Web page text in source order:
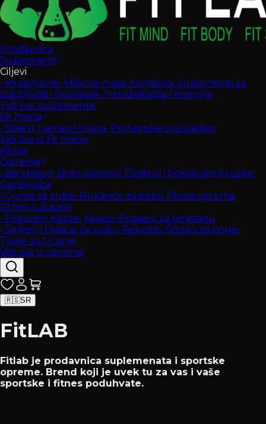
Prodavnica
Suplementi
Ciljevi
• Mršavljenje• Mišićna masa• Kondicija• Suplementi za
izdržljivost• Oporavak / rehidratacija / energija
Vidi sve suplemente
Fit hrana
• Sosevi, namazi i hrana• Proteinske čokoladice
Vidi sve iz Fit hrane
Akcija
Oprema
• Bandažeri• Boks oprema• Džakovi i bokserske kruške•
Garderoba
• Guma za zube• Rukavice za boks• Fitnes oprema•
Fitnes rukavice
• Fokuseri• Klupe• Majice• Pojasevi za teretanu
• Šejkeri / Flašice za vodu• Rekviziti• Štitnici za noge•
Trake za trčanje
Vidi sve iz opreme
🇷🇸SR
FitLAB
Fitlab je prodavnica suplemenata i sportske
opreme. Brend koji je uvek tu za vas i vaše
sportske i fitnes poduhvate.